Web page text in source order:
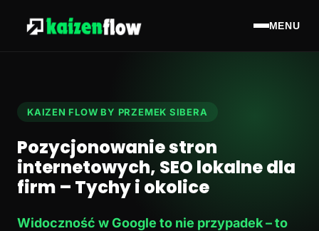
MENU
KAIZEN FLOW BY PRZEMEK SIBERA
Pozycjonowanie stron
internetowych, SEO lokalne dla
firm – Tychy i okolice
Widoczność w Google to nie przypadek – to